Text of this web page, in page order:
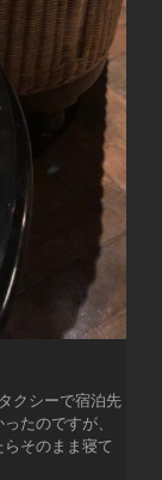
クシーで宿泊先
たのですが、
そのまま寝て